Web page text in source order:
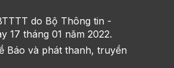
do Bộ Thông tin -
17 tháng 01 năm 2022.
Báo và phát thanh, truyền